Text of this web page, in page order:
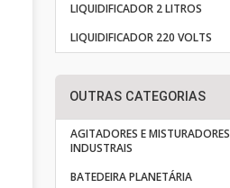
LIQUIDIFICADOR 2 LITROS
LIQUIDIFICADOR 220 VOLTS
OUTRAS CATEGORIAS
AGITADORES E MISTURADORES
INDUSTRAIS
BATEDEIRA PLANETÁRIA